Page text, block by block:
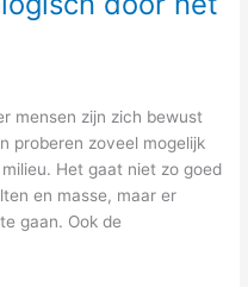
mensen zijn zich bewust
proberen zoveel mogelijk
Het gaat niet zo goed
en masse, maar er
gaan. Ook de